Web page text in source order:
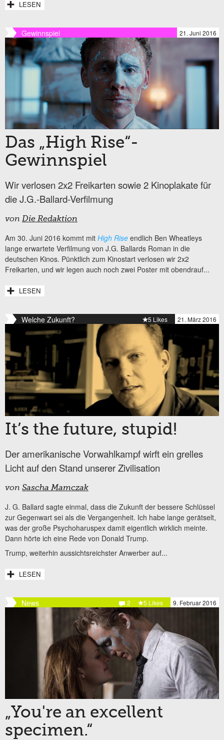
LESEN
Gewinnspiel 21. Juni 2016
Das „High Rise“-
Gewinnspiel
Wir verlosen 2x2 Freikarten sowie 2 Kinoplakate für
die J.G.-Ballard-Verfilmung
von Die Redaktion
Am 30. Juni 2016 kommt mit High Rise endlich Ben Wheatleys
lange erwartete Verfilmung von J.G. Ballards Roman in die
deutschen Kinos. Pünktlich zum Kinostart verlosen wir 2x2
Freikarten, und wir legen auch noch zwei Poster mit obendrauf...
LESEN
Welche Zukunft? 21. März 2016
5 Likes
It’s the future, stupid!
Der amerikanische Vorwahlkampf wirft ein grelles
Licht auf den Stand unserer Zivilisation
von Sascha Mamczak
J. G. Ballard sagte einmal, dass die Zukunft der bessere Schlüssel
zur Gegenwart sei als die Vergangenheit. Ich habe lange gerätselt,
was der große Psychoharuspex damit eigentlich wirklich meinte.
Dann hörte ich eine Rede von Donald Trump.
Trump, weiterhin aussichtsreichster Anwerber auf...
LESEN
News 9. Februar 2016
5 Likes
2
„You're an excellent
specimen.“